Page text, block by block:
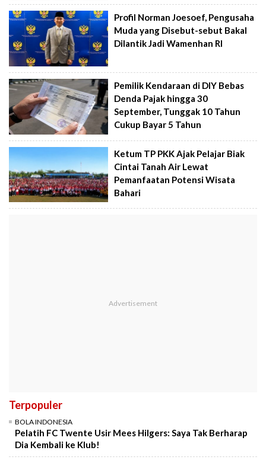
Profil Norman Joesoef, Pengusaha
Muda yang Disebut-sebut Bakal
Dilantik Jadi Wamenhan RI
Pemilik Kendaraan di DIY Bebas
Denda Pajak hingga 30
September, Tunggak 10 Tahun
Cukup Bayar 5 Tahun
Ketum TP PKK Ajak Pelajar Biak
Cintai Tanah Air Lewat
Pemanfaatan Potensi Wisata
Bahari
Terpopuler
BOLA INDONESIA
Pelatih FC Twente Usir Mees Hilgers: Saya Tak Berharap
Dia Kembali ke Klub!